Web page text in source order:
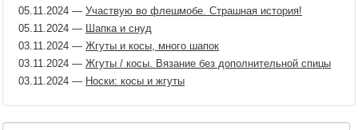
05.11.2024 — Участвую во флешмобе. Страшная история!
05.11.2024 — Шапка и снуд
03.11.2024 — Жгуты и косы, много шапок
03.11.2024 — Жгуты / косы. Вязание без дополнительной спицы
03.11.2024 — Носки: косы и жгуты